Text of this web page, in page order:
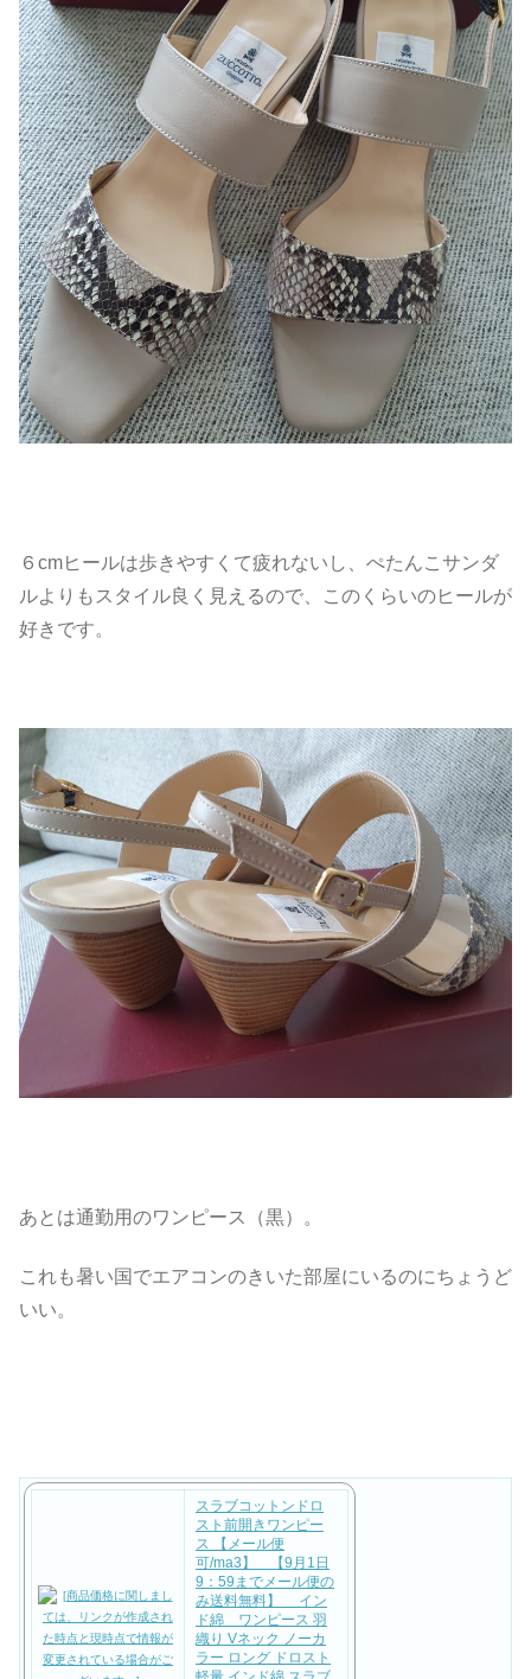
６cmヒールは歩きやすくて疲れないし、ぺたんこサンダ
ルよりもスタイル良く見えるので、このくらいのヒールが
好きです。
あとは通勤用のワンピース（黒）。
これも暑い国でエアコンのきいた部屋にいるのにちょうど
いい。
スラブコットンドロ
スト前開きワンピー
ス 【メール便
可/ma3】 【9月1日
9：59までメール便の
み送料無料】 イン
ド綿 ワンピース 羽
織り Vネック ノーカ
ラー ロング ドロスト